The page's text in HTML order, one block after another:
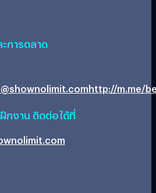
การตลาด
http://m.me/
กงาน ติดต่อได้ที่